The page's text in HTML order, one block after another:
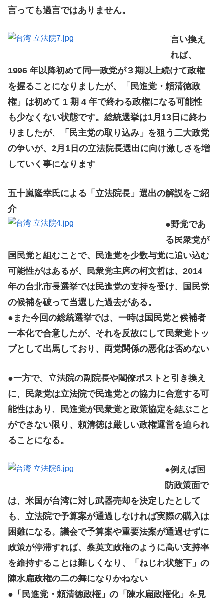
言っても過言ではありません。
言い換え
れば、
1996 年以降初めて同一政党が３期以上続けて政権
を握ることになりましたが、「民進党・頼清徳政
権」は初めて 1 期 4 年で終わる政権になる可能性
も少なくない状態です。総統選挙は1月13日に終わ
りましたが、「民主党の取り込み」を狙う二大政党
の争いが、2月1日の立法院長選出に向け激しさを増
していく事になります
五十嵐隆幸氏による「立法院長」選出の解説をご紹
介
●野党であ
る民衆党が
国民党と組むことで、民進党を少数与党に追い込む
可能性がはあるが、民衆党主席の柯文哲は、2014
年の台北市長選挙では民進党の支持を受け、国民党
の候補を破って当選した過去がある。
●また今回の総統選挙では、一時は国民党と候補者
一本化で合意したが、それを反故にして民衆党トッ
プとして出馬しており、両党関係の悪化は否めない
●一方で、立法院の副院長や閣僚ポストと引き換え
に、民衆党は立法院で民進党との協力に合意する可
能性はあり、民進党が民衆党と政策協定を結ぶこと
ができない限り、頼清徳は厳しい政権運営を迫られ
ることになる。
●例えば国
防政策面で
は、米国が台湾に対し武器売却を決定したとして
も、立法院で予算案が通過しなければ実際の購入は
困難になる。議会で予算案や重要法案が通過せずに
政策が停滞すれば、蔡英文政権のように高い支持率
を維持することは難しくなり、「ねじれ状態下」の
陳水扁政権の二の舞になりかねない
●「民進党・頼清徳政権」の「陳水扁政権化」を見